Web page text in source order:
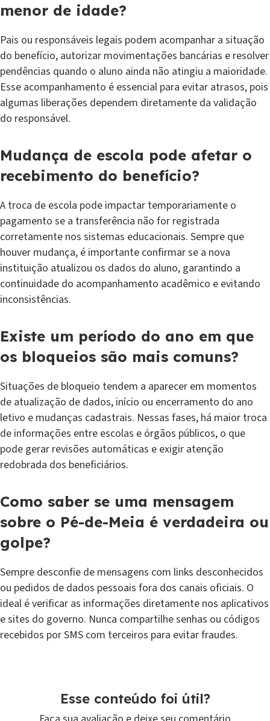
menor de idade?
Pais ou responsáveis legais podem acompanhar a situação
do benefício, autorizar movimentações bancárias e resolver
pendências quando o aluno ainda não atingiu a maioridade.
Esse acompanhamento é essencial para evitar atrasos, pois
algumas liberações dependem diretamente da validação
do responsável.
Mudança de escola pode afetar o
recebimento do benefício?
A troca de escola pode impactar temporariamente o
pagamento se a transferência não for registrada
corretamente nos sistemas educacionais. Sempre que
houver mudança, é importante confirmar se a nova
instituição atualizou os dados do aluno, garantindo a
continuidade do acompanhamento acadêmico e evitando
inconsistências.
Existe um período do ano em que
os bloqueios são mais comuns?
Situações de bloqueio tendem a aparecer em momentos
de atualização de dados, início ou encerramento do ano
letivo e mudanças cadastrais. Nessas fases, há maior troca
de informações entre escolas e órgãos públicos, o que
pode gerar revisões automáticas e exigir atenção
redobrada dos beneficiários.
Como saber se uma mensagem
sobre o Pé-de-Meia é verdadeira ou
golpe?
Sempre desconfie de mensagens com links desconhecidos
ou pedidos de dados pessoais fora dos canais oficiais. O
ideal é verificar as informações diretamente nos aplicativos
e sites do governo. Nunca compartilhe senhas ou códigos
recebidos por SMS com terceiros para evitar fraudes.
Esse conteúdo foi útil?